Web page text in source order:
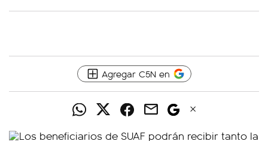
Agregar C5N en